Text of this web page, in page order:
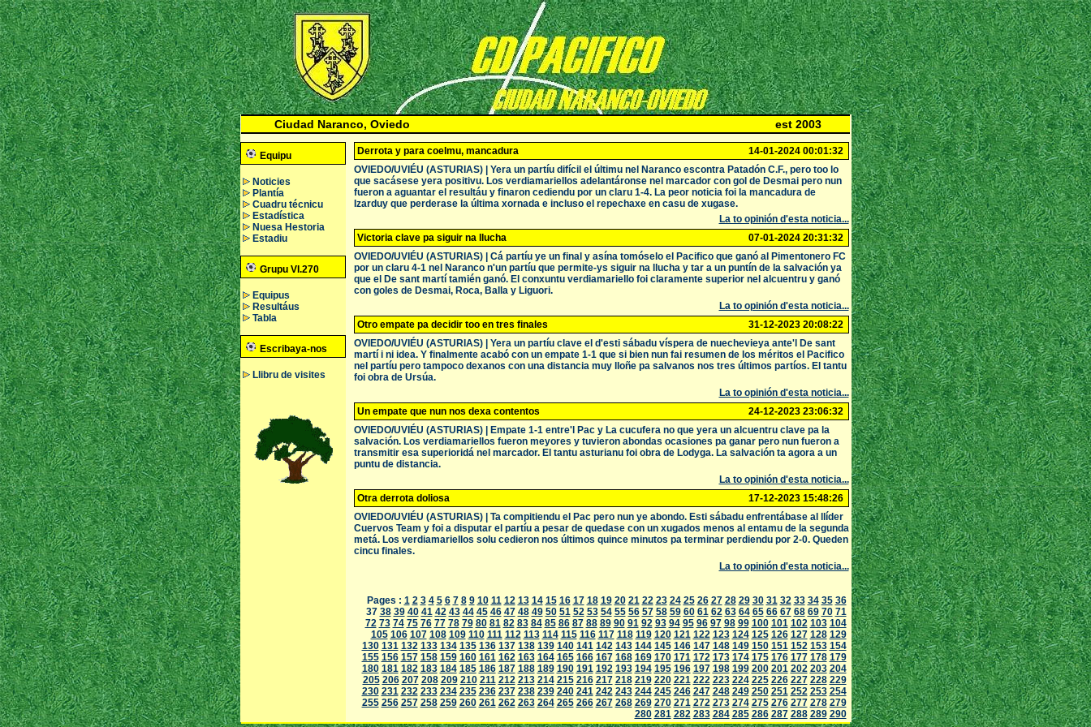
Ciudad Naranco, Oviedo est 2003
Equipu
Noticies
Plantía
Cuadru técnicu
Estadística
Nuesa Hestoria
Estadiu
Grupu VI.270
Equipus
Resultáus
Tabla
Escribaya-nos
Llibru de visites
Derrota y para coelmu, mancadura
14-01-2024 00:01:32
OVIEDO/UVIÉU (ASTURIAS) | Yera un partíu difícil el últimu nel Naranco escontra Patadón C.F., pero too lo
que sacásese yera positivu. Los verdiamariellos adelantáronse nel marcador con gol de Desmai pero nun
fueron a aguantar el resultáu y finaron cediendu por un claru 1-4. La peor noticia foi la mancadura de
Izarduy que perderase la última xornada e incluso el repechaxe en casu de xugase.
La to opinión d'esta noticia...
Victoria clave pa siguir na llucha
07-01-2024 20:31:32
OVIEDO/UVIÉU (ASTURIAS) | Cá partíu ye un final y asína tomóselo el Pacifico que ganó al Pimentonero FC
por un claru 4-1 nel Naranco n'un partíu que permite-ys siguir na llucha y tar a un puntín de la salvación ya
que el De sant martí tamién ganó. El conxuntu verdiamariello foi claramente superior nel alcuentru y ganó
con goles de Desmai, Roca, Balla y Liguori.
La to opinión d'esta noticia...
Otro empate pa decidir too en tres finales
31-12-2023 20:08:22
OVIEDO/UVIÉU (ASTURIAS) | Yera un partíu clave el d'esti sábadu víspera de nuechevieya ante'l De sant
martí i ni idea. Y finalmente acabó con un empate 1-1 que si bien nun fai resumen de los méritos el Pacifico
nel partíu pero tampoco dexanos con una distancia muy lloñe pa salvanos nos tres últimos partíos. El tantu
foi obra de Ursúa.
La to opinión d'esta noticia...
Un empate que nun nos dexa contentos
24-12-2023 23:06:32
OVIEDO/UVIÉU (ASTURIAS) | Empate 1-1 entre'l Pac y La cucufera no que yera un alcuentru clave pa la
salvación. Los verdiamariellos fueron meyores y tuvieron abondas ocasiones pa ganar pero nun fueron a
transmitir esa superioridá nel marcador. El tantu asturianu foi obra de Lodyga. La salvación ta agora a un
puntu de distancia.
La to opinión d'esta noticia...
Otra derrota doliosa
17-12-2023 15:48:26
OVIEDO/UVIÉU (ASTURIAS) | Ta compitiendu el Pac pero nun ye abondo. Esti sábadu enfrentábase al llíder
Cuervos Team y foi a disputar el partíu a pesar de quedase con un xugados menos al entamu de la segunda
metá. Los verdiamariellos solu cedieron nos últimos quince minutos pa terminar perdiendu por 2-0. Queden
cincu finales.
La to opinión d'esta noticia...
Pages : 1 2 3 4 5 6 7 8 9 10 11 12 13 14 15 16 17 18 19 20 21 22 23 24 25 26 27 28 29 30 31 32 33 34 35 36
37 38 39 40 41 42 43 44 45 46 47 48 49 50 51 52 53 54 55 56 57 58 59 60 61 62 63 64 65 66 67 68 69 70 71
72 73 74 75 76 77 78 79 80 81 82 83 84 85 86 87 88 89 90 91 92 93 94 95 96 97 98 99 100 101 102 103 104
105 106 107 108 109 110 111 112 113 114 115 116 117 118 119 120 121 122 123 124 125 126 127 128 129
130 131 132 133 134 135 136 137 138 139 140 141 142 143 144 145 146 147 148 149 150 151 152 153 154
155 156 157 158 159 160 161 162 163 164 165 166 167 168 169 170 171 172 173 174 175 176 177 178 179
180 181 182 183 184 185 186 187 188 189 190 191 192 193 194 195 196 197 198 199 200 201 202 203 204
205 206 207 208 209 210 211 212 213 214 215 216 217 218 219 220 221 222 223 224 225 226 227 228 229
230 231 232 233 234 235 236 237 238 239 240 241 242 243 244 245 246 247 248 249 250 251 252 253 254
255 256 257 258 259 260 261 262 263 264 265 266 267 268 269 270 271 272 273 274 275 276 277 278 279
280 281 282 283 284 285 286 287 288 289 290